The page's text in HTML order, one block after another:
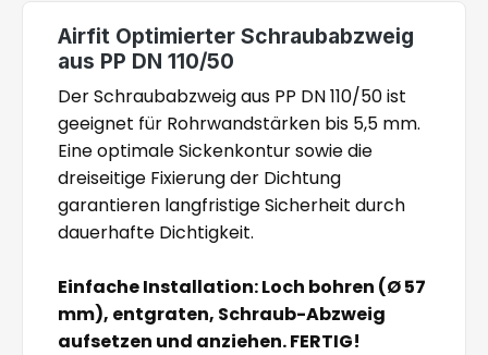
Airfit Optimierter Schraubabzweig
aus PP DN 110/50
Der Schraubabzweig aus PP DN 110/50 ist
geeignet für Rohrwandstärken bis 5,5 mm.
Eine optimale Sickenkontur sowie die
dreiseitige Fixierung der Dichtung
garantieren langfristige Sicherheit durch
dauerhafte Dichtigkeit.
Einfache Installation: Loch bohren (Ø 57
mm), entgraten, Schraub-Abzweig
aufsetzen und anziehen. FERTIG!